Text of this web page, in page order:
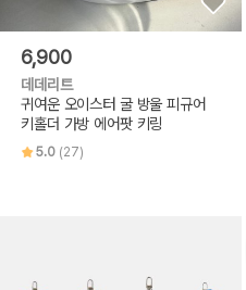
6,900
데데리트
귀여운 오이스터 굴 방울 피규어
키홀더 가방 에어팟 키링
5.0 (27)